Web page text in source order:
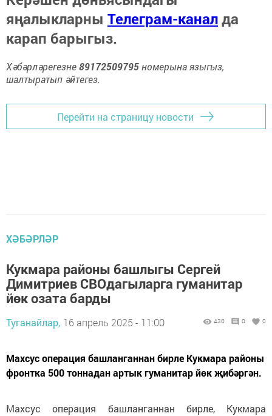
яңалыкларны Телеграм-каналда
карап барыгыз.
Хәбәрләрегезне89172509795номерына языгыз,
шалтыратып әйтегез.
Перейти на страницу новости
ХӘБӘРЛӘР
Кукмара районы башлыгы Сергей
Димитриев СВОдагыларга гуманитар
йөк озата барды
Туганайлар, 16 апрель 2025 - 11:00 430 0 0
Махсус операция башланганнан бирле Кукмара районы
фронтка 500 тоннадан артык гуманитар йөк җибәргән.
Махсус операция башланганнан бирле, Кукмара